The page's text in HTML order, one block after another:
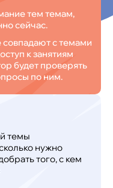
тем темам,
сейчас.
с темами
к занятиям
будет проверять
по ним.
темы
нужно
того, с кем